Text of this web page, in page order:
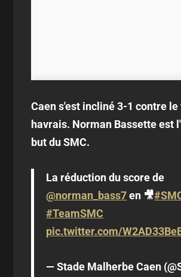
Caen s'est incliné 3-1 contre
havrais. Norman Bassette est
but du SMC.
La réduction du score de
@norman_bass7en 🎥
#TeamSMC
pic.twitter.com/
— Stade Malherbe Caen